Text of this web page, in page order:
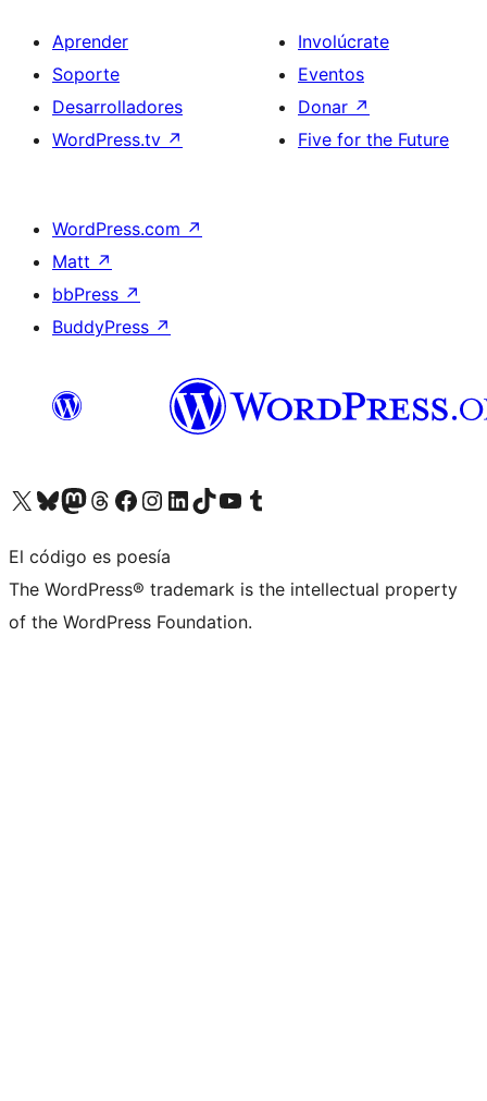
Aprender
Soporte
Desarrolladores
WordPress.tv ↗
Involúcrate
Eventos
Donar ↗
Five for the Future
WordPress.com ↗
Matt ↗
bbPress ↗
BuddyPress ↗
Visita nuestra cuenta de X (anteriormente Twitter)
Visita nuestra cuenta de Bluesky
Visita nuestra cuenta de Mastodon
Visita nuestra cuenta de Threads
Visita nuestra página de Facebook
Visita nuestra cuenta de Instagram
Visita nuestra cuenta de LinkedIn
Visita nuestra cuenta de TikTok
Visita nuestro canal de YouTube
Visita nuestra cuenta de Tumblr
El código es poesía
The WordPress® trademark is the intellectual property
of the WordPress Foundation.